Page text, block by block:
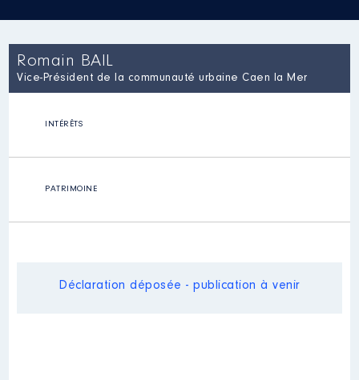
Romain BAIL
Vice-Président de la communauté urbaine Caen la Mer
INTÉRÊTS
PATRIMOINE
Déclaration déposée - publication à venir